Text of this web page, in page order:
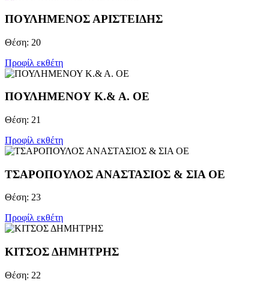
ΠΟΥΛΗΜΕΝΟΣ ΑΡΙΣΤΕΙΔΗΣ
Θέση: 20
Προφίλ εκθέτη
ΠΟΥΛΗΜΕΝΟΥ Κ.& Α. ΟΕ
Θέση: 21
Προφίλ εκθέτη
ΤΣΑΡΟΠΟΥΛΟΣ ΑΝΑΣΤΑΣΙΟΣ & ΣΙΑ ΟΕ
Θέση: 23
Προφίλ εκθέτη
ΚΙΤΣΟΣ ΔΗΜΗΤΡΗΣ
Θέση: 22